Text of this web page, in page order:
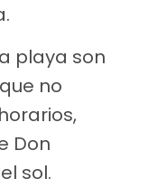
playa son
no
Don
sol.